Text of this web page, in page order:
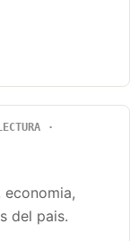
del pais.